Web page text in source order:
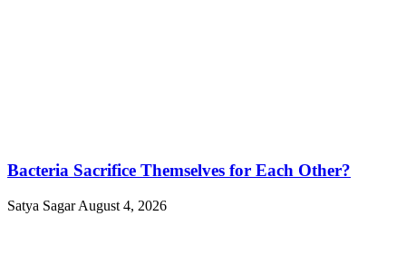
Bacteria Sacrifice Themselves for Each Other?
Satya SagarAugust 4, 2026